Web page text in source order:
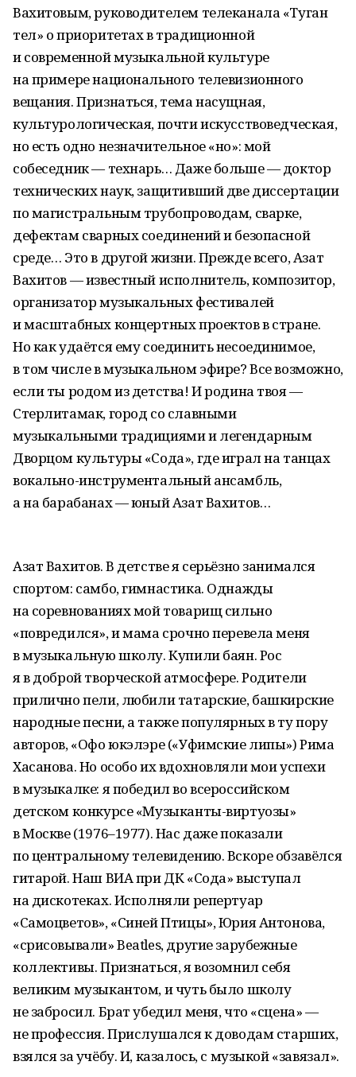
Вахитовым, руководителем телеканала «Туган
тел» о приоритетах в традиционной
и современной музыкальной культуре
на примере национального телевизионного
вещания. Признаться, тема насущная,
культурологическая, почти искусствоведческая,
но есть одно незначительное «но»: мой
собеседник — технарь… Даже больше — доктор
технических наук, защитивший две диссертации
по магистральным трубопроводам, сварке,
дефектам сварных соединений и безопасной
среде… Это в другой жизни. Прежде всего, Азат
Вахитов — известный исполнитель, композитор,
организатор музыкальных фестивалей
и масштабных концертных проектов в стране.
Но как удаётся ему соединить несоединимое,
в том числе в музыкальном эфире? Все возможно,
если ты родом из детства! И родина твоя —
Стерлитамак, город со славными
музыкальными традициями и легендарным
Дворцом культуры «Сода», где играл на танцах
вокально-инструментальный ансамбль,
а на барабанах — юный Азат Вахитов…
Азат Вахитов. В детстве я серьёзно занимался
спортом: самбо, гимнастика. Однажды
на соревнованиях мой товарищ сильно
«повредился», и мама срочно перевела меня
в музыкальную школу. Купили баян. Рос
я в доброй творческой атмосфере. Родители
прилично пели, любили татарские, башкирские
народные песни, а также популярных в ту пору
авторов, «Офо юкэлэре («Уфимские липы») Рима
Хасанова. Но особо их вдохновляли мои успехи
в музыкалке: я победил во всероссийском
детском конкурсе «Музыканты-виртуозы»
в Москве (1976–1977). Нас даже показали
по центральному телевидению. Вскоре обзавёлся
гитарой. Наш ВИА при ДК «Сода» выступал
на дискотеках. Исполняли репертуар
«Самоцветов», «Синей Птицы», Юрия Антонова,
«срисовывали» Beatles, другие зарубежные
коллективы. Признаться, я возомнил себя
великим музыкантом, и чуть было школу
не забросил. Брат убедил меня, что «сцена» —
не профессия. Прислушался к доводам старших,
взялся за учёбу. И, казалось, с музыкой «завязал».